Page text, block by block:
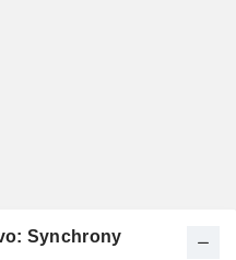
Synchrony